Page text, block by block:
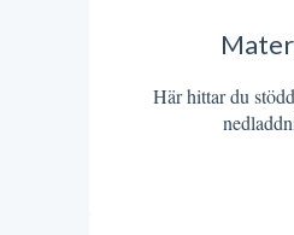
Här hittar du